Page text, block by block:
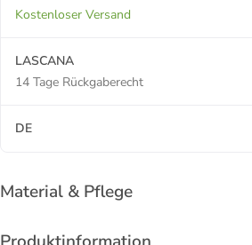
Kostenloser Versand
LASCANA
14 Tage Rückgaberecht
DE
Material & Pflege